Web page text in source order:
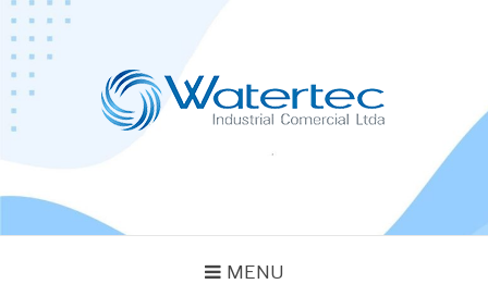
Pular
para
conteúdo
MENU